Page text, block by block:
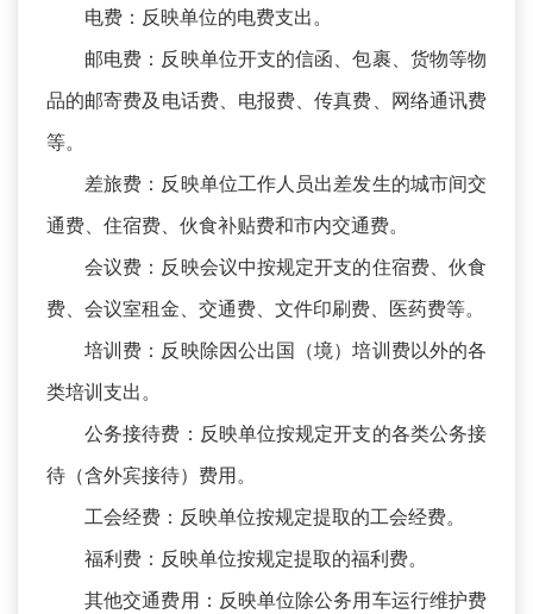
电费：反映单位的电费支出。
邮电费：反映单位开支的信函、包裹、货物等物
品的邮寄费及电话费、电报费、传真费、网络通讯费
等。
差旅费：反映单位工作人员出差发生的城市间交
通费、住宿费、伙食补贴费和市内交通费。
会议费：反映会议中按规定开支的住宿费、伙食
费、会议室租金、交通费、文件印刷费、医药费等。
培训费：反映除因公出国（境）培训费以外的各
类培训支出。
公务接待费：反映单位按规定开支的各类公务接
待（含外宾接待）费用。
工会经费：反映单位按规定提取的工会经费。
福利费：反映单位按规定提取的福利费。
其他交通费用：反映单位除公务用车运行维护费